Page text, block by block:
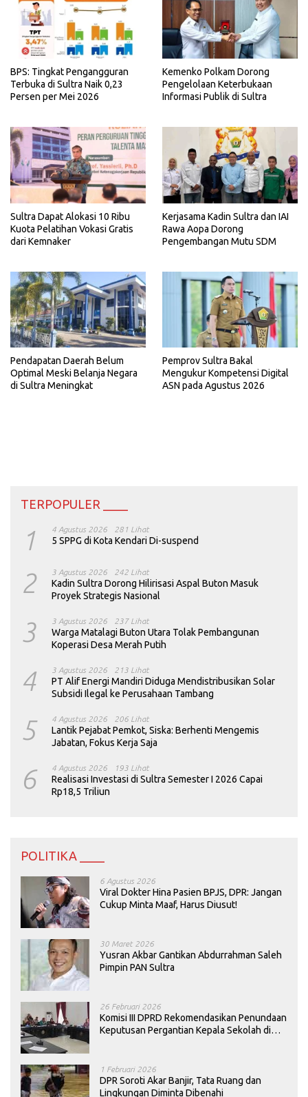
BPS: Tingkat Pengangguran
Terbuka di Sultra Naik 0,23
Persen per Mei 2026
Kemenko Polkam Dorong
Pengelolaan Keterbukaan
Informasi Publik di Sultra
Sultra Dapat Alokasi 10 Ribu
Kuota Pelatihan Vokasi Gratis
dari Kemnaker
Kerjasama Kadin Sultra dan IAI
Rawa Aopa Dorong
Pengembangan Mutu SDM
Pendapatan Daerah Belum
Optimal Meski Belanja Negara
di Sultra Meningkat
Pemprov Sultra Bakal
Mengukur Kompetensi Digital
ASN pada Agustus 2026
TERPOPULER ____
1 4 Agustus 2026 281 Lihat
5 SPPG di Kota Kendari Di-suspend
2 3 Agustus 2026 242 Lihat
Kadin Sultra Dorong Hilirisasi Aspal Buton Masuk
Proyek Strategis Nasional
3 3 Agustus 2026 237 Lihat
Warga Matalagi Buton Utara Tolak Pembangunan
Koperasi Desa Merah Putih
4 3 Agustus 2026 213 Lihat
PT Alif Energi Mandiri Diduga Mendistribusikan Solar
Subsidi Ilegal ke Perusahaan Tambang
5 4 Agustus 2026 206 Lihat
Lantik Pejabat Pemkot, Siska: Berhenti Mengemis
Jabatan, Fokus Kerja Saja
6 4 Agustus 2026 193 Lihat
Realisasi Investasi di Sultra Semester I 2026 Capai
Rp18,5 Triliun
POLITIKA ____
6 Agustus 2026
Viral Dokter Hina Pasien BPJS, DPR: Jangan
Cukup Minta Maaf, Harus Diusut!
30 Maret 2026
Yusran Akbar Gantikan Abdurrahman Saleh
Pimpin PAN Sultra
26 Februari 2026
Komisi III DPRD Rekomendasikan Penundaan
Keputusan Pergantian Kepala Sekolah di
1 Februari 2026
DPR Soroti Akar Banjir, Tata Ruang dan
Lingkungan Diminta Dibenahi